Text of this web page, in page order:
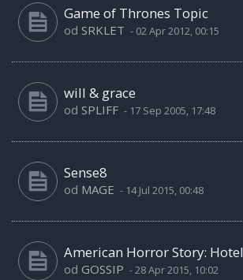
Game of Thrones Topic
od SRKLET - 02 Apr 2012, 00:15
will & grace
od SPLIFF - 17 Sep 2005, 17:48
Sense8
od MAGE - 14 Jul 2015, 00:48
American Horror Story: Hotel
od GOSSIP -28 Apr 2015, 10:02